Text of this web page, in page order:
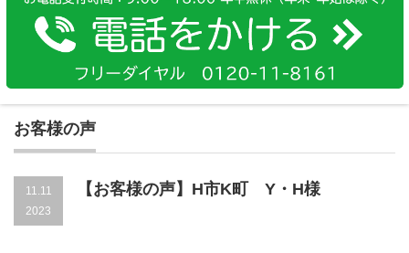
お客様の声
11.11
2023
【お客様の声】H市K町 Y・H様